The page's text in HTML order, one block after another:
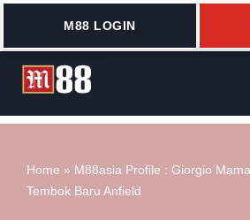
Lompat
ke
M88 LOGIN
Home » M88asia Profile : Giorgio
Tembok Baru Anfield